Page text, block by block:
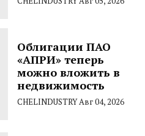
Облигации ПАО
«АПРИ» теперь
можно вложить в
недвижимость
CHELINDUSTRYАвг 04, 2026